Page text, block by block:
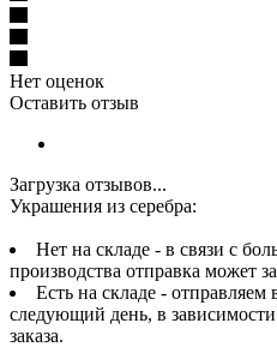
Нет оценок
Оставить отзыв
Загрузка отзывов...
Украшения из серебра:
Нет на складе - в связи с
производства отправка может
Есть на складе - отправляем
следующий день, в
заказа.